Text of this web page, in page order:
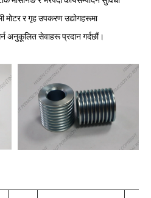
मोटर र गृह उपकरण उद्योगहरूमा
अनुकूलित सेवाहरू प्रदान गर्दछौं।